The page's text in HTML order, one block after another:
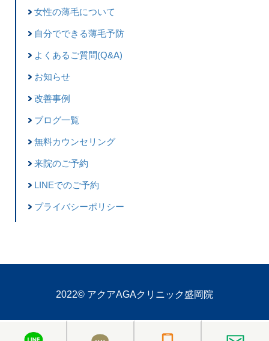
女性の薄毛について
自分でできる薄毛予防
よくあるご質問(Q&A)
お知らせ
改善事例
ブログ一覧
無料カウンセリング
来院のご予約
LINEでのご予約
プライバシーポリシー
2022© アクアAGAクリニック盛岡院